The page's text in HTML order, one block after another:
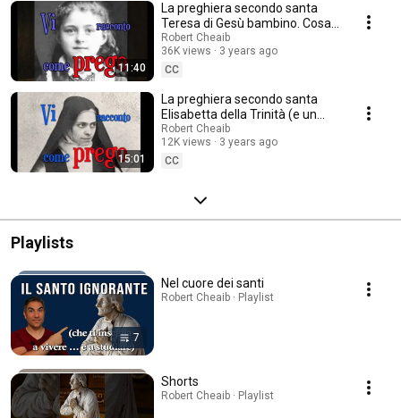
11:40
La preghiera secondo santa
Teresa di Gesù bambino. Cosa
fare quando il cuore è arido?
Robert Cheaib
36K views
3 years ago
CC
15:01
La preghiera secondo santa
Elisabetta della Trinità (e un
altro paio di santi...)
Robert Cheaib
12K views
3 years ago
CC
Playlists
7
Nel cuore dei santi
Robert Cheaib · Playlist
Shorts
Robert Cheaib · Playlist